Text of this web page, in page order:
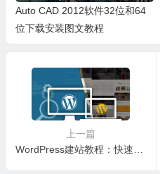
Auto CAD 2012软件32位和64
位下载安装图文教程
上一篇